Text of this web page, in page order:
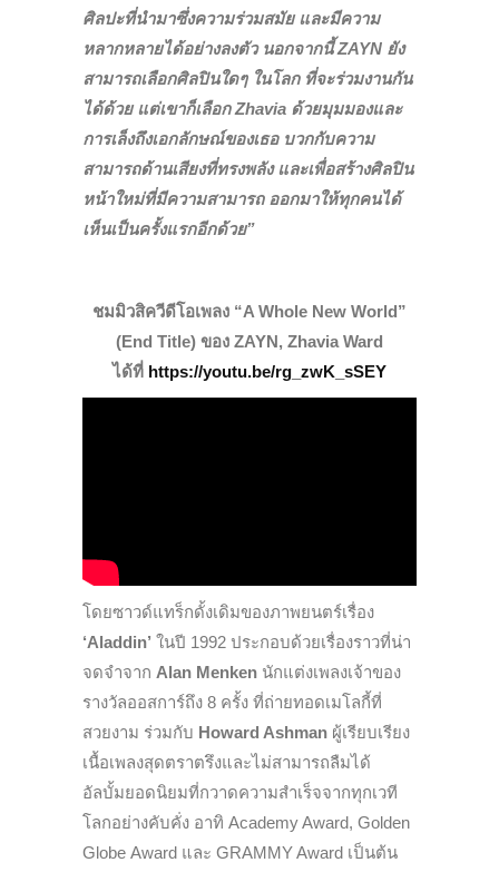
ศิลปะที่นำมาซึ่งความร่วมสมัย และมีความ
หลากหลายได้อย่างลงตัว นอกจากนี้ ZAYN ยัง
สามารถเลือกศิลปินใดๆ ในโลก ที่จะร่วมงานกัน
ได้ด้วย แต่เขาก็เลือก Zhavia ด้วยมุมมองและ
การเล็งถึงเอกลักษณ์ของเธอ บวกกับความ
สามารถด้านเสียงที่ทรงพลัง และเพื่อสร้างศิลปิน
หน้าใหม่ที่มีความสามารถ ออกมาให้ทุกคนได้
เห็นเป็นครั้งแรกอีกด้วย”
ชมมิวสิควีดีโอเพลง “A Whole New World”
(End Title) ของ ZAYN, Zhavia Ward
ได้ที่ https://youtu.be/rg_zwK_sSEY
โดยซาวด์แทร็กดั้งเดิมของภาพยนตร์เรื่อง
‘Aladdin’ ในปี 1992 ประกอบด้วยเรื่องราวที่น่า
จดจำจาก Alan Menken นักแต่งเพลงเจ้าของ
รางวัลออสการ์ถึง 8 ครั้ง ที่ถ่ายทอดเมโลกี้ที่
สวยงาม ร่วมกับ Howard Ashman ผู้เรียบเรียง
เนื้อเพลงสุดตราตรึงและไม่สามารถลืมได้
อัลบั้มยอดนิยมที่กวาดความสำเร็จจากทุกเวที
โลกอย่างคับคั่ง อาทิ Academy Award, Golden
Globe Award และ GRAMMY Award เป็นต้น